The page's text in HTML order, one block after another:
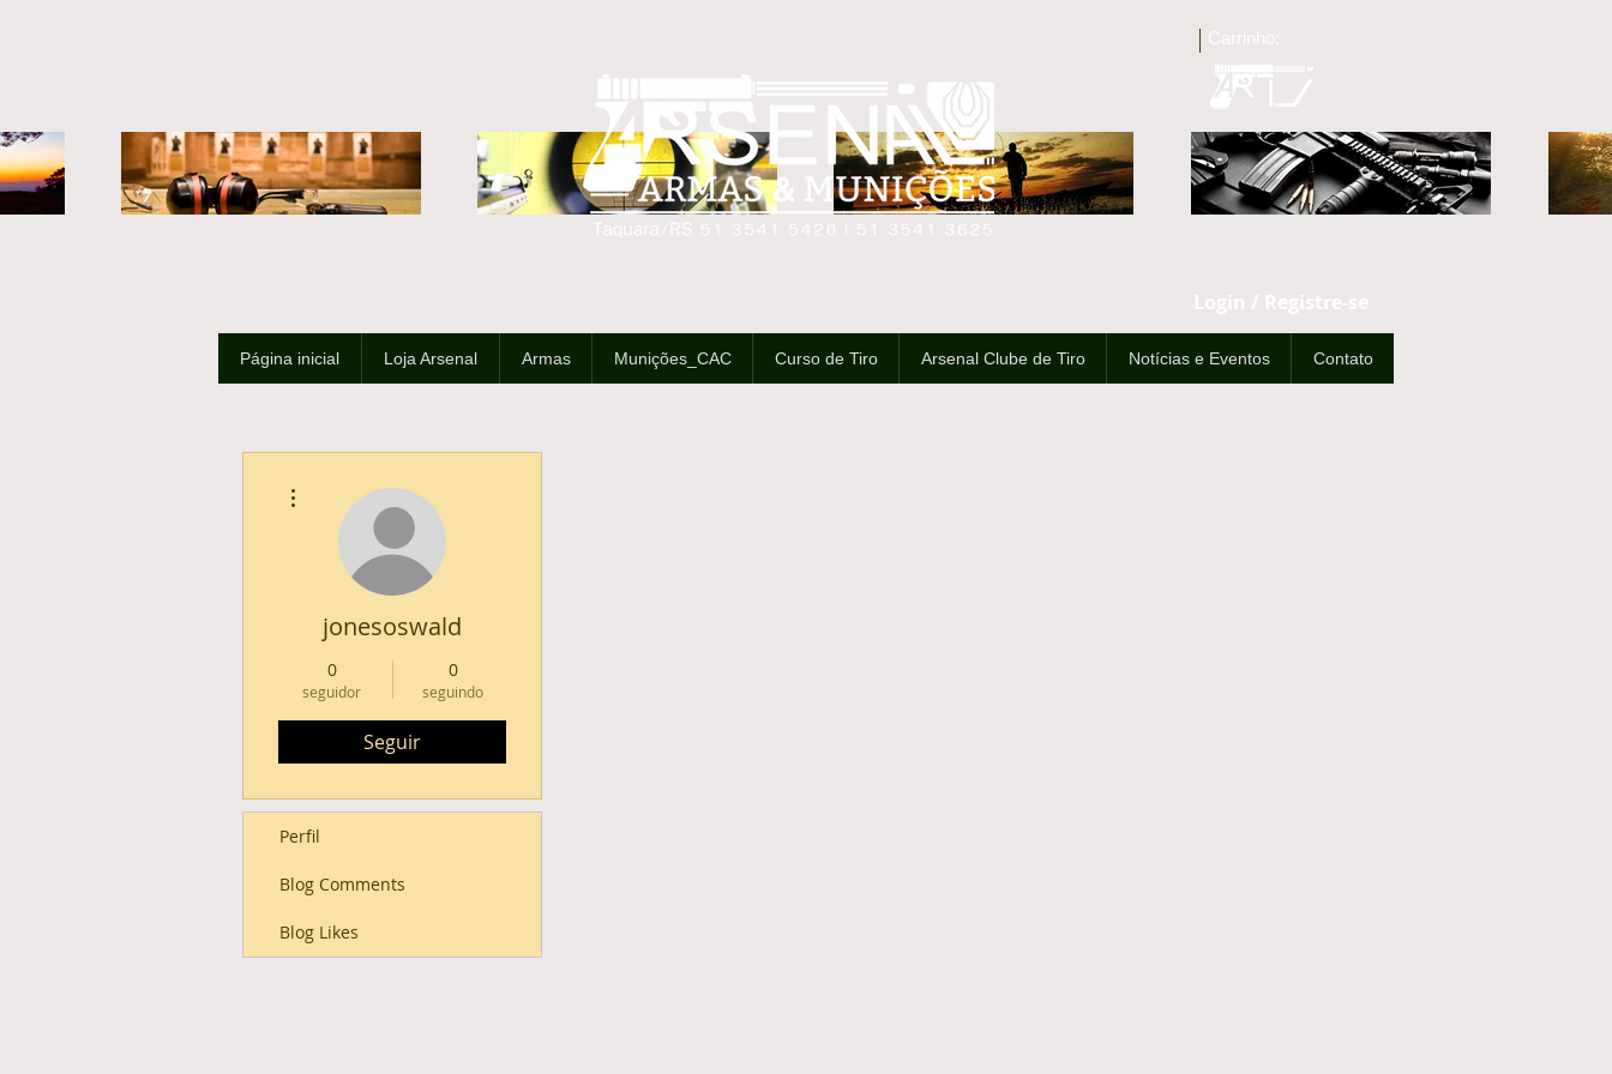
Página inicial Loja Arsenal Armas Munições_CAC Curso de Tiro Arsenal Clube de Tiro Notícias e Eventos Contato
jonesoswald
0
seguidor
0
seguindo
Seguir
Perfil
Blog Comments
Blog Likes